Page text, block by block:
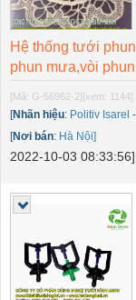
Hệ thống tưới
phun mưa,vòi
[Mã: G-56962-2][xem: 1144]
[Nhãn hiệu: Politiv Isarel -
[Nơi bán: Hà Nội]
2022-10-03 08:33:56]